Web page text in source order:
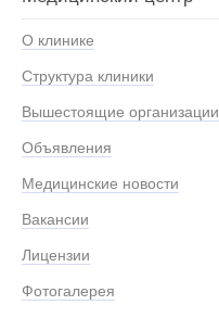
О клинике
Структура клиники
Вышестоящие организации
Объявления
Медицинские новости
Вакансии
Лицензии
Фотогалерея